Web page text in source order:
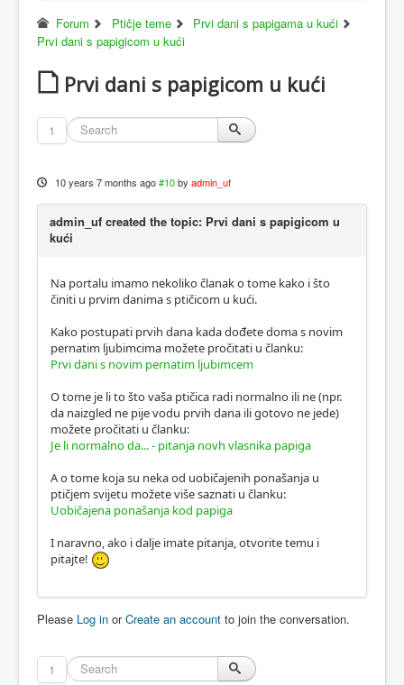
Forum Ptičje teme
Prvi dani s papigama u kući
Prvi dani s papigicom u kući
Prvi dani s papigicom u kući
1
10 years 7 months ago #10 by admin_uf
admin_uf created the topic: Prvi dani s papigicom u
kući
Na portalu imamo nekoliko članak o tome kako i što
činiti u prvim danima s ptičicom u kući.
Kako postupati prvih dana kada dođete doma s novim
pernatim ljubimcima možete pročitati u članku:
Prvi dani s novim pernatim ljubimcem
O tome je li to što vaša ptičica radi normalno ili ne (npr.
da naizgled ne pije vodu prvih dana ili gotovo ne jede)
možete pročitati u članku:
Je li normalno da... - pitanja novh vlasnika papiga
A o tome koja su neka od uobičajenih ponašanja u
ptičjem svijetu možete više saznati u članku:
Uobičajena ponašanja kod papiga
I naravno, ako i dalje imate pitanja, otvorite temu i
pitajte!
Please Log in orCreate an account to join the conversation.
1